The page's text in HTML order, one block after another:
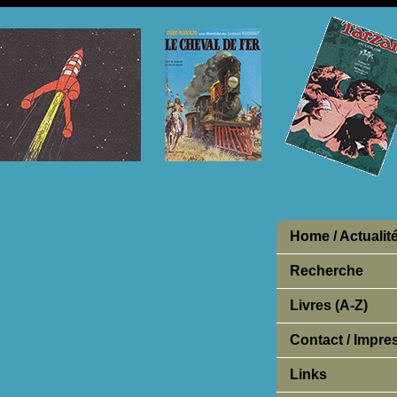
Home /
Recherche
Livres (A-Z)
Contact /
Links